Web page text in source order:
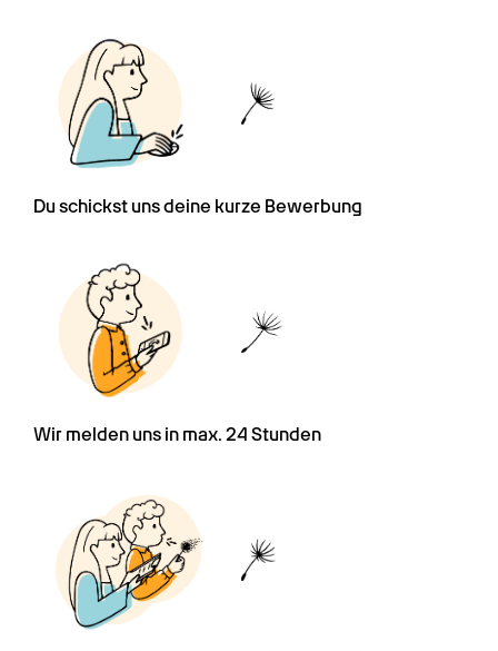
Du schickst uns deine kurze Bewerbung
Wir melden uns in max. 24 Stunden